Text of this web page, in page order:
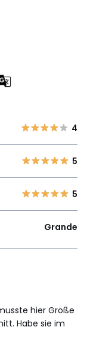
4
5
5
Grande
hier Größe
Habe sie im